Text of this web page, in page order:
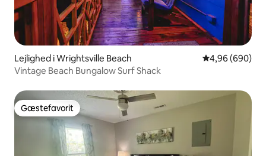
Lejlighed i Wrightsville Beach 4,96 ud af 5 i
4,96 (690)
Vintage Beach Bungalow Surf Shack
Gæstefavorit
Gæstefavorit